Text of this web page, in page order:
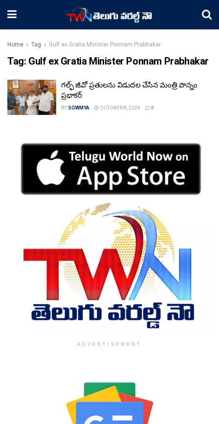
Home Tag Gulf ex Gratia Minister Ponnam Prabhakar
Tag: Gulf ex Gratia Minister Ponnam Prabhakar
గల్ఫ్ జీవో ప్రతులను విడుదల చేసిన మంత్రి పొన్నం
ప్రభాకర్
BY SOWMYA OCTOBER 8, 2024 0
ADVERTISEMENT